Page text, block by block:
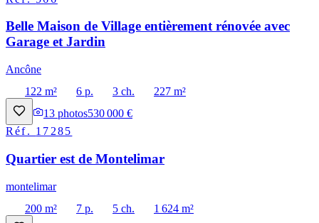
Belle Maison de Village entièrement rénovée avec
Garage et Jardin
Ancône
122 m²
6 p. 3 ch.
227 m²
13 photos530 000 €
Réf. 17285
Quartier est de Montelimar
montelimar
200 m²
7 p. 5 ch.
1 624 m²